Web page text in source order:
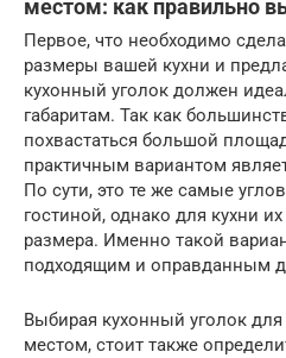
местом: как правильно
Первое, что необходимо
размеры вашей кухни и
кухонный уголок должен
габаритам. Так как
похвастаться большой
практичным вариантом
По сути, это те же самые
гостиной, однако для кухни
размера. Именно такой
подходящим и оправданным
Выбирая кухонный уголок
местом, стоит также